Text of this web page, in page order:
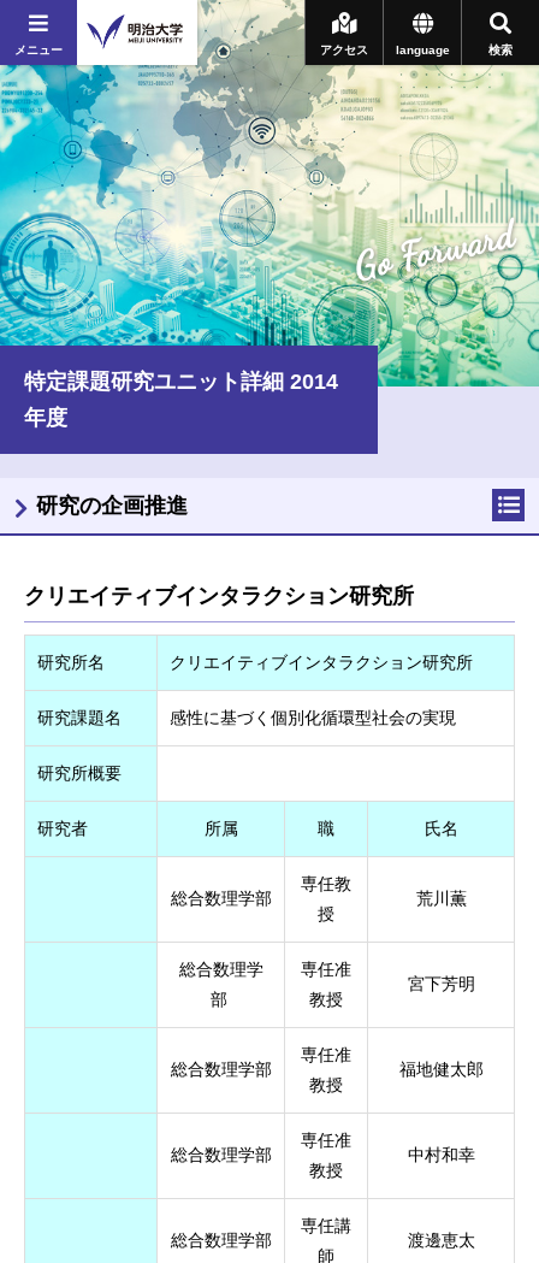
メニュー 検索
language
アクセス
Go Forward
特定課題研究ユニット詳細 2014
年度
クリエイティブインタラクション研究所
研究所名 クリエイティブインタラクション研究所
研究課題名 感性に基づく個別化循環型社会の実現
研究所概要
研究者 所属 職 氏名
総合数理学部
専任教
授
荒川薫
総合数理学
部
専任准
教授
宮下芳明
総合数理学部
専任准
教授
福地健太郎
総合数理学部
専任准
教授
中村和幸
総合数理学部
専任講
師
渡邊恵太
研究の企画推進